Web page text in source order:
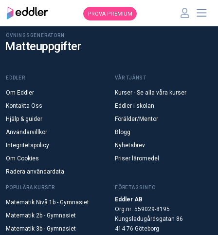
PROVA PREMIUM
ÖVNINGSGENERATORN
Matteuppgifter
EDDLER
Om Eddler
Kontakta Oss
Hjälp & guider
Användarvillkor
Integritetspolicy
Om Cookies
Radera användardata
VÅR TJÄNST
Kurser - Se alla våra kurser
Eddler i skolan
Förälder/Mentor
Blogg
Nyhetsbrev
Priser läromedel
POPULÄRA KURSER
Matematik Nivå 1b - Gymnasiet
Matematik 2b - Gymnasiet
Matematik 3b - Gymnasiet
FÖRETAGSINFO
Eddler AB
Org.nr: 559029-8195
Kungsladugårdsgatan 86
414 76 Göteborg